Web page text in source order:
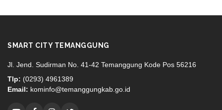
SMART CITY TEMANGGUNG
Jl. Jend. Sudirman No. 41-42 Temanggung Kode Pos 56216
Tlp: (0293) 4961389
Email: kominfo@temanggungkab.go.id